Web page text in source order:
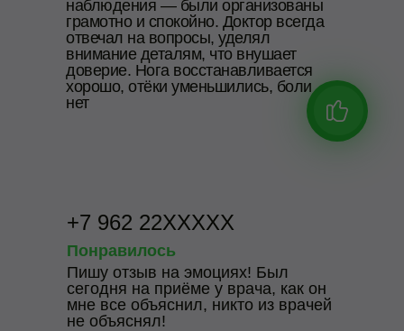
наблюдения — были организованы
грамотно и спокойно. Доктор всегда
отвечал на вопросы, уделял
внимание деталям, что внушает
доверие. Нога восстанавливается
хорошо, отёки уменьшились, боли
нет
+7 962 22XXXXX
Понравилось
Пишу отзыв на эмоциях! Был
сегодня на приёме у врача, как он
мне все объяснил, никто из врачей
не объяснял!